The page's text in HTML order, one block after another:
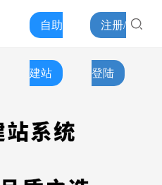
自助
建站
注册/
登陆